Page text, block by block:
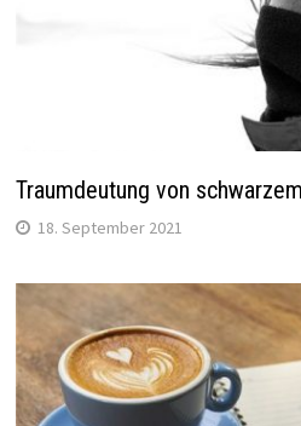
Traumdeutung von
18. September 2021